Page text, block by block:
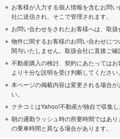
お客様が入力する個人情報を含むお問
社に送信され、そこで管理されます。
お問い合わせをされたお客様へは、取扱
物件に関するお客様のお問い合わせに
関与いたしません。取扱会社に直接ご確
不動産購入の検討、契約にあたっては
より十分な説明を受け判断してください。
本ページの掲載内容は変更される場合
い。
クチコミはYahoo!不動産が独自で収集し
朝の通勤ラッシュ時の所要時間ではあ
の乗車時間と異なる場合があります。